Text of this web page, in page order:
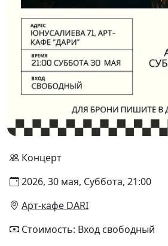
Концерт
2026, 30 мая, Суббота, 21:00
Арт-кафе DARI
Стоимость: Вход свободный